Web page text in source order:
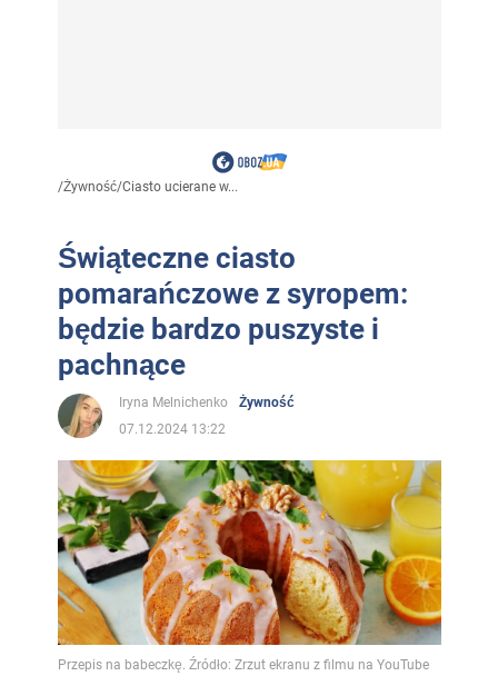
/Żywność/Ciasto ucierane w...
Świąteczne ciasto
pomarańczowe z syropem:
będzie bardzo puszyste i
pachnące
Iryna Melnichenko
Żywność
07.12.2024 13:22
Przepis na babeczkę. Źródło: Zrzut ekranu z filmu na YouTube